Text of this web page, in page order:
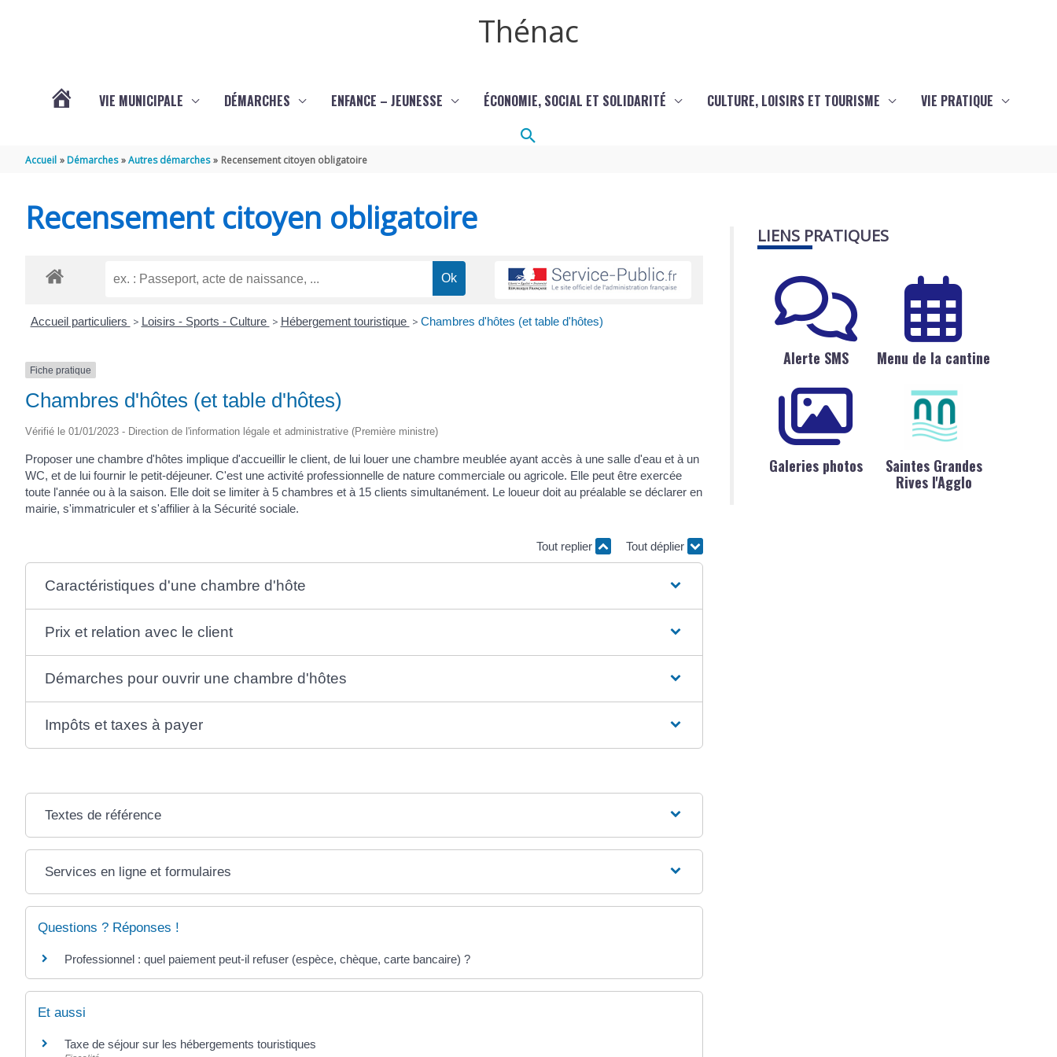
Thénac
THÉNAC
VIE MUNICIPALE DÉMARCHES ENFANCE – JEUNESSE ÉCONOMIE, SOCIAL ET SOLIDARITÉ CULTURE, LOISIRS ET TOURISME VIE PRATIQUE
Rechercher
Accueil Démarches Autres démarches Recensement citoyen obligatoire
Recensement citoyen obligatoire
Accueil particuliers > Loisirs - Sports - Culture > Hébergement touristique > Chambres d'hôtes (et table d'hôtes)
Fiche pratique
Chambres d'hôtes (et table d'hôtes)
Vérifié le 01/01/2023 - Direction de l'information légale et administrative (Première ministre)
Proposer une chambre d'hôtes implique d'accueillir le client, de lui louer une chambre meublée ayant accès à une salle d'eau et à un
WC, et de lui fournir le petit-déjeuner. C'est une activité professionnelle de nature commerciale ou agricole. Elle peut être exercée
toute l'année ou à la saison. Elle doit se limiter à 5 chambres et à 15 clients simultanément. Le loueur doit au préalable se déclarer en
mairie, s'immatriculer et s'affilier à la Sécurité sociale.
Tout replier Tout déplier
Caractéristiques d'une chambre d'hôte
Prix et relation avec le client
Démarches pour ouvrir une chambre d'hôtes
Impôts et taxes à payer
Textes de référence
Services en ligne et formulaires
Questions ? Réponses !
Professionnel : quel paiement peut-il refuser (espèce, chèque, carte bancaire) ?
Et aussi
Taxe de séjour sur les hébergements touristiques
LIENS PRATIQUES
Alerte SMS Menu de la cantine
Galeries photos
Saintes Grandes
Rives l'Agglo